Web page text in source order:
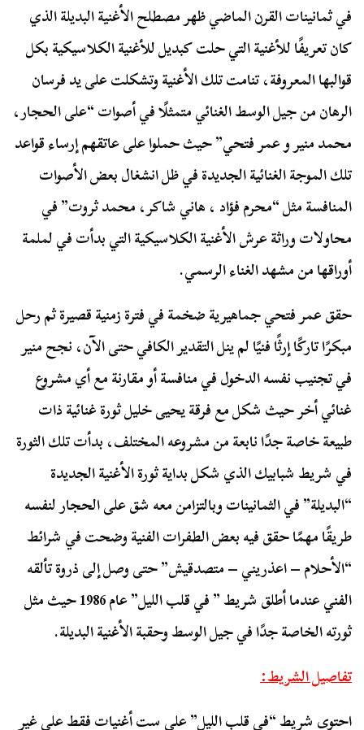
في ثمانينات القرن الماضي ظهر مصطلح الأغنية البديلة الذي
كان تعريفًا للأغنية التي حلت كبديل للأغنية الكلاسيكية بكل
قوالبها المعروفة، تنامت تلك الأغنية وتشكلت على يد فرسان
الرهان من جيل الوسط الغنائي متمثلًا في أصوات “على الحجار،
محمد منير و عمر فتحي” حيث حملوا على عاتقهم إرساء قواعد
تلك الموجة الغنائية الجديدة في ظل انشغال بعض الأصوات
المنافسة مثل “محرم فؤاد ، هاني شاكر، محمد ثروت” في
محاولات وراثة عرش الأغنية الكلاسيكية التي بدأت في لملمة
أوراقها من مشهد الغناء الرسمي.
حقق عمر فتحي جماهيرية ضخمة في فترة زمنية قصيرة ثم رحل
مبكرًا تاركًا إرثًا فنيًا لم ينل التقدير الكافي حتى الآن، نجح منير
في تجنيب نفسه الدخول في منافسة أو مقارنة مع أي مشروع
غنائي أخر حيث شكل مع فرقة يحيى خليل ثورة غنائية ذات
طبيعة خاصة جدًا نابعة من مشروعه المختلف، بدأت تلك الثورة
في شريط شبابيك الذي شكل بداية ثورة الأغنية الجديدة
“البديلة” في الثمانينات وبالتزامن معه شق على الحجار لنفسه
طريقًا مهمًا حقق فيه بعض الطفرات الفنية وضحت في شرائط
“الأحلام – اعذريني – متصدقيش” حتى وصل إلى ذروة تألقه
الفني عندما أطلق شريط ” في قلب الليل” عام 1986 حيث مثل
ثورته الخاصة جدًا في جيل الوسط وحقبة الأغنية البديلة.
تفاصيل الشريط:
احتوى شريط “في قلب الليل” على ست أغنيات فقط على غير